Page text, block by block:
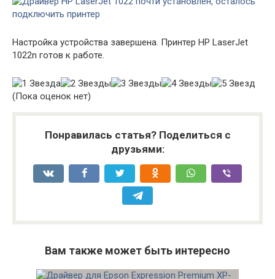
Настройка устройства завершена. Принтер HP LaserJet
1022n готов к работе.
(Пока оценок нет)
Понравилась статья? Поделиться с
друзьями:
Вам также может быть интересно